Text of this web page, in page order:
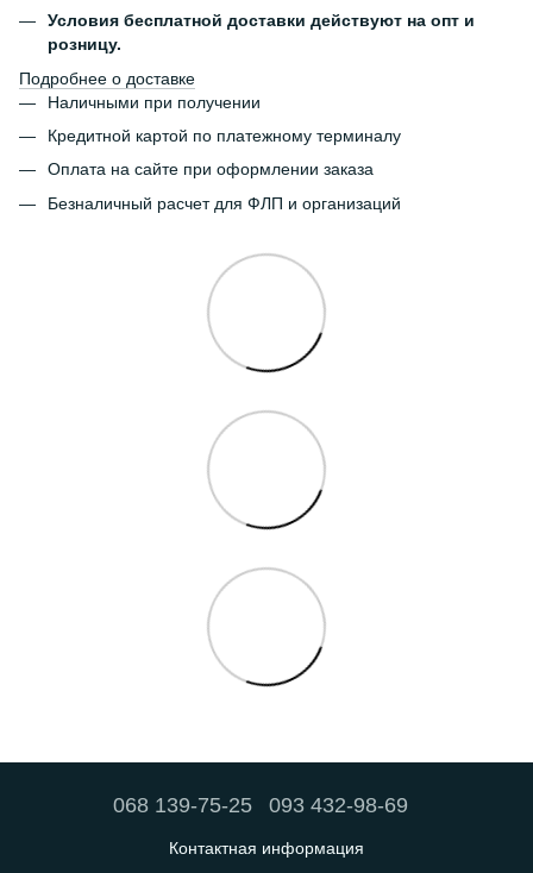
Условия бесплатной доставки действуют на опт и
розницу.
Подробнее о доставке
Наличными при получении
Кредитной картой по платежному терминалу
Оплата на сайте при оформлении заказа
Безналичный расчет для ФЛП и организаций
068 139-75-25 093 432-98-69
Контактная информация